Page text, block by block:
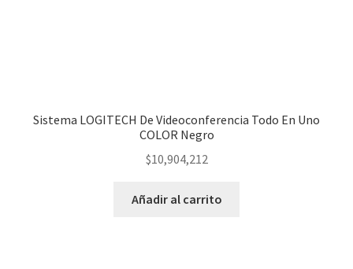
Sistema LOGITECH De Videoconferencia Todo En Uno
COLOR Negro
$10,904,212
Añadir al carrito